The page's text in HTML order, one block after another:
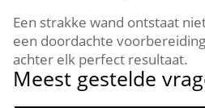
Een strakke wand ontstaat
een doordachte
achter elk perfect resultaat.​
Meest gestelde